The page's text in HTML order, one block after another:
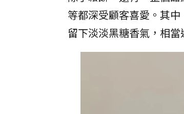
等都深受顧客喜愛。其
留下淡淡黑糖香氣，相當